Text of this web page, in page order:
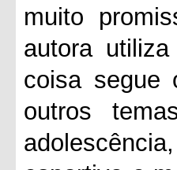
muito
autora
coisa segue
outros